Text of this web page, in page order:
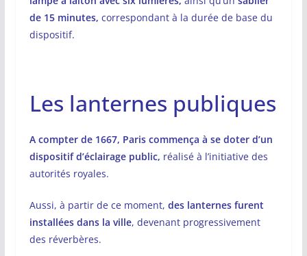
de 15 minutes, correspondant à la durée de base du
dispositif.
Les lanternes publiques
A compter de 1667, Paris commença à se doter d’un
dispositif d’éclairage public, réalisé à l’initiative des
autorités royales.
Aussi, à partir de ce moment, des lanternes furent
installées dans la ville, devenant progressivement
des réverbères.